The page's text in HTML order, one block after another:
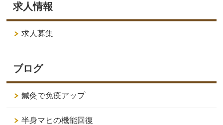
求人情報
求人募集
ブログ
鍼灸で免疫アップ
半身マヒの機能回復